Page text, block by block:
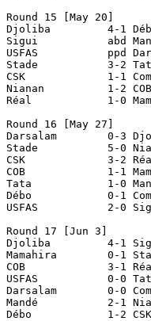
Round 15 [May 20]
Djoliba		4-1 Débo	[also reported, 4-4]
Sigui 		abd Mandé	[due to the rain]
USFAS 		ppd Darsalam
Stade		3-2 Tata
CSK		1-1 Commune II
Nianan		1-2 COB
Réal 		1-0 Mamahira
Round 16 [May 27]
Darsalam	0-3 Djoliba
Stade		5-0 Nianan
CSK		3-2 Réal
COB		1-1 Mamahira
Tata		1-0 Mandé
Débo		0-1 Commune II
USFAS		2-0 Sigui
Round 17 [Jun 3]
Djoliba		4-1 Sigui
Mamahira	0-1 Stade
COB		3-1 Réal
USFAS		0-0 Tata
Darsalam	0-0 Commune II
Mandé		2-1 Nianan
Débo		1-2 CSK